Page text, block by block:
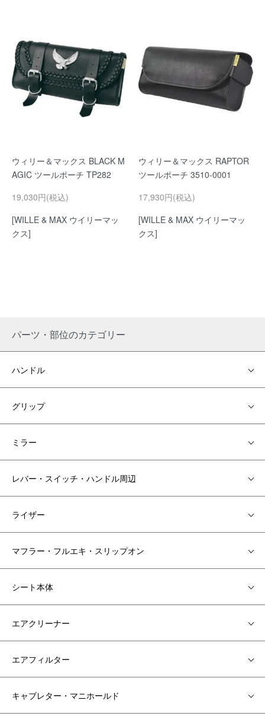
ウィリー＆マックス BLACK M
AGIC ツールポーチ TP282
19,030円(税込)
[WILLE & MAX ウイリーマッ
クス]
ウィリー＆マックス RAPTOR
ツールポーチ 3510-0001
17,930円(税込)
[WILLE & MAX ウイリーマッ
クス]
パーツ・部位のカテゴリー
ハンドル
グリップ
ミラー
レバー・スイッチ・ハンドル周辺
ライザー
マフラー・フルエキ・スリップオン
シート本体
エアクリーナー
エアフィルター
キャブレター・マニホールド